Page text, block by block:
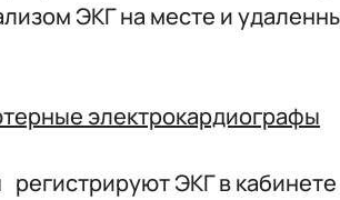
ЭКГ на месте и
электрокардиографы
ЭКГ в